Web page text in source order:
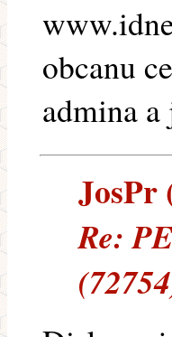
obcanu
admina
JosPr
Re: